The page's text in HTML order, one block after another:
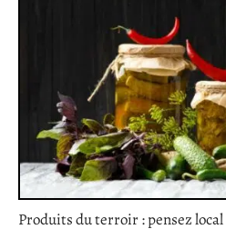
Produits du terroir : pensez